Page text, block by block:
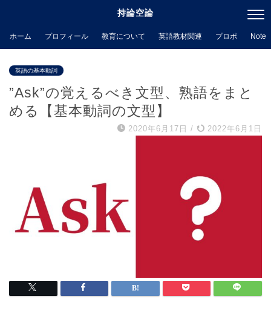
持論空論
ホーム プロフィール 教育について 英語教材関連 プロポ Note
英語の基本動詞
”Ask”の覚えるべき文型、熟語をまと
める【基本動詞の文型】
2020年6月17日 / 2022年6月1日